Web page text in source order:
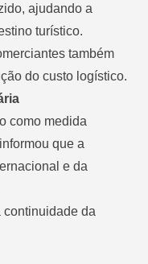
ajudando a
turístico.
também
do custo logístico.
como medida
que a
e da
continuidade da